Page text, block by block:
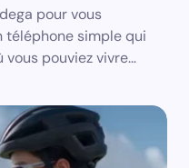
pour vous
téléphone simple qui
vous pouviez vivre…